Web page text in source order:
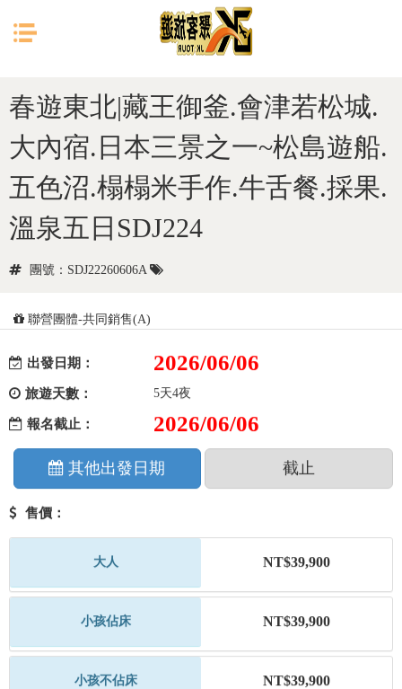
目前位置： 日本 東北
春遊東北|藏王御釜.會津若松城.
大內宿.日本三景之一~松島遊船.
五色沼.榻榻米手作.牛舌餐.採果.
溫泉五日SDJ224
團號：SDJ22260606A
聯營團體-共同銷售(A)
出發日期： 2026/06/06
旅遊天數： 5天4夜
報名截止： 2026/06/06
其他出發日期 截止
售價：
大人 NT$39,900
小孩佔床 NT$39,900
小孩不佔床 NT$39,900